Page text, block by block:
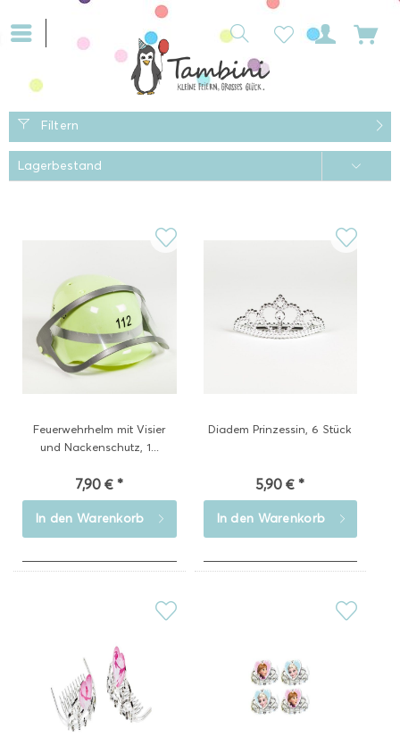
Filtern
Feuerwehrhelm mit Visier
und Nackenschutz, 1...
7,90 € *
In den Warenkorb
Diadem Prinzessin, 6 Stück
5,90 € *
In den Warenkorb